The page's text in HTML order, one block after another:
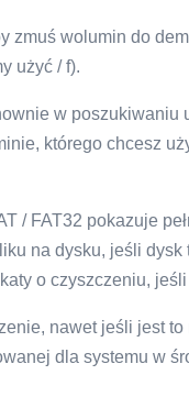
zmuś wolumin do
użyć / f).
w poszukiwaniu
którego chcesz
/ FAT32 pokazuje
na dysku, jeśli dysk
o czyszczeniu,
nawet jeśli jest to
dla systemu w